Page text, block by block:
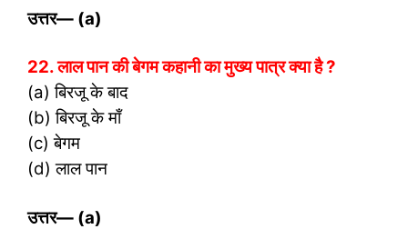
उत्तर— (a)
22. लाल पान की बेगम कहानी का मुख्य पात्र क्या है ?
(a) बिरजू के बाद
(b) बिरजू के माँ
(c) बेगम
(d) लाल पान
उत्तर— (a)